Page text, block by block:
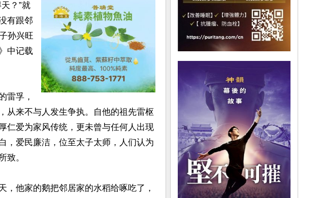
？”就
有跟邻
孙兴旺
中记载
雷孚，
从来不与人发生争执。自他的祖先雷枢
仁爱为家风传统，更未曾与任何人出现
，爱民廉洁，位至太子太师，人们认为
致。
，他家的鹅把邻居家的水稻给啄吃了，